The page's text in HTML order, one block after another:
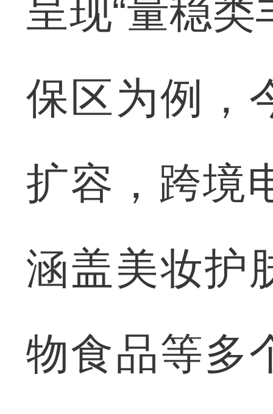
呈现“量稳
保区为例，
扩容，跨境
涵盖美妆护
物食品等多